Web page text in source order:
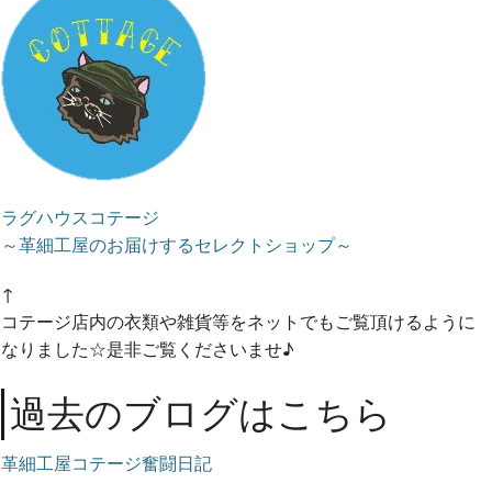
ラグハウスコテージ
～革細工屋のお届けするセレクトショップ～
↑
コテージ店内の衣類や雑貨等をネットでもご覧頂けるように
なりました☆是非ご覧くださいませ♪
過去のブログはこちら
革細工屋コテージ奮闘日記